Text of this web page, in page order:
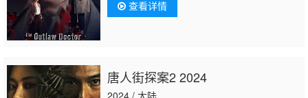
查看详情
唐人街探案2 2024